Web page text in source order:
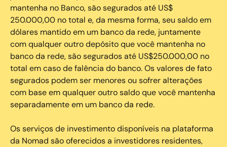
mantenha no Banco, são segurados até US$
250.000,00 no total e, da mesma forma, seu saldo em
dólares mantido em um banco da rede, juntamente
com qualquer outro depósito que você mantenha no
banco da rede, são segurados até US$250.000,00 no
total em caso de falência do banco. Os valores de fato
segurados podem ser menores ou sofrer alterações
com base em qualquer outro saldo que você mantenha
separadamente em um banco da rede.
Os serviços de investimento disponíveis na plataforma
da Nomad são oferecidos a investidores residentes,